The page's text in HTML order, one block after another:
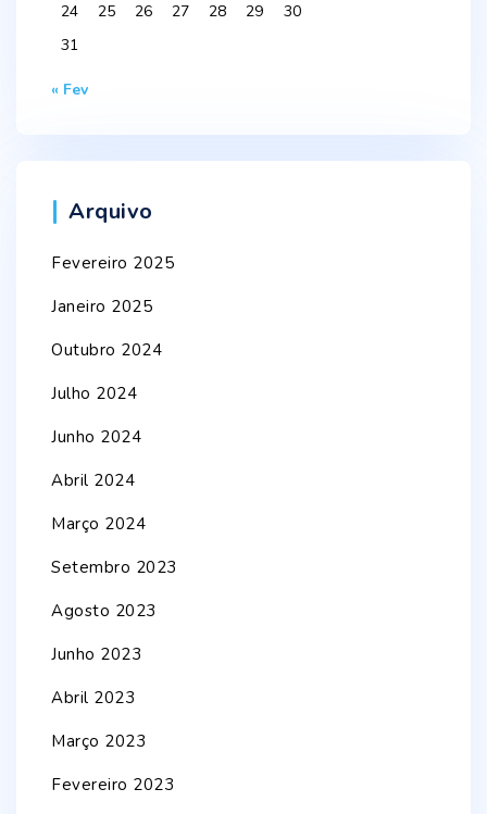
24
25 26 27 28 29
30
31
« Fev
Arquivo
Fevereiro 2025
Janeiro 2025
Outubro 2024
Julho 2024
Junho 2024
Abril 2024
Março 2024
Setembro 2023
Agosto 2023
Junho 2023
Abril 2023
Março 2023
Fevereiro 2023